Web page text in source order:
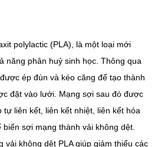
polylactic (PLA), là một loại mới
năng phân huỷ sinh học. Thông qua
ép đùn và kéo căng để tạo thành
đặt vào lưới. Mạng sợi sau đó được
liên kết, liên kết nhiệt, liên kết hóa
sợi mạng thành vải không dệt.
vải không dệt PLA giúp giảm thiểu các